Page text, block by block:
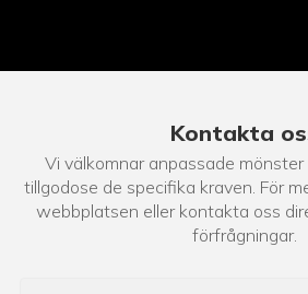
Kontakta
Vi välkomnar anpassade
tillgodose de specifika kraven. För
webbplatsen eller kontakta oss
förfrågningar.